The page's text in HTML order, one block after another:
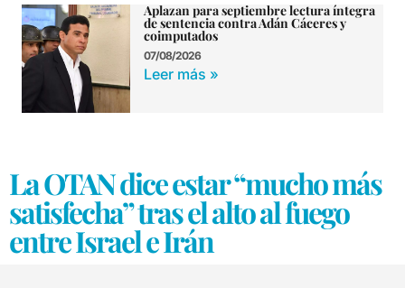
Aplazan para septiembre lectura íntegra
de sentencia contra Adán Cáceres y
coimputados
07/08/2026
Leer más »
La OTAN dice estar “mucho más
satisfecha” tras el alto al fuego
entre Israel e Irán